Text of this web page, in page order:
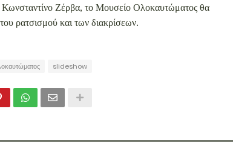
Ζέρβα, το Μουσείο Ολοκαυτώματος θα
ρατσισμού και των διακρίσεων.
slideshow